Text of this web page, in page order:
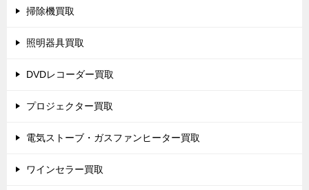
掃除機買取
照明器具買取
DVDレコーダー買取
プロジェクター買取
電気ストーブ・ガスファンヒーター買取
ワインセラー買取